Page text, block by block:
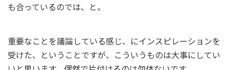
も合っているのでは、と。
重要なことを議論している感じ、にインスピレーションを
受けた、ということですが、こういうものは大事にしてい